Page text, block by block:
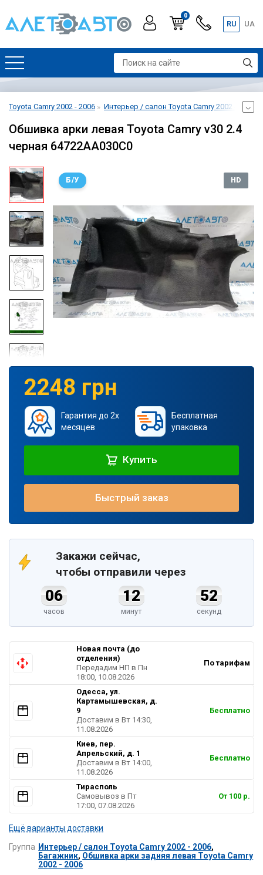
0
RU UA
Toyota Camry 2002 - 2006 Интерьер / салон Toyota Camry 2002 - 2006
Обшивка арки левая Toyota Camry v30 2.4
черная 64722AA030C0
Б/У HD
2248 грн
Гарантия до 2х
месяцев
Бесплатная
упаковка
Купить
Быстрый заказ
Закажи сейчас,
чтобы отправили через
06
часов
12
минут
51
секунд
Новая почта (до
отделения)
Передадим НП в Пн
18:00, 10.08.2026
По тарифам
Одесса, ул.
Картамышевская, д.
9
Доставим в Вт 14:30,
11.08.2026
Бесплатно
Киев, пер.
Апрельский, д. 1
Доставим в Вт 14:00,
11.08.2026
Бесплатно
Тирасполь
Самовывоз в Пт
17:00, 07.08.2026
От 100 р.
Ещё варианты доставки
Группа Интерьер / салон Toyota Camry 2002 - 2006,
Багажник, Обшивка арки задняя левая Toyota Camry
2002 - 2006